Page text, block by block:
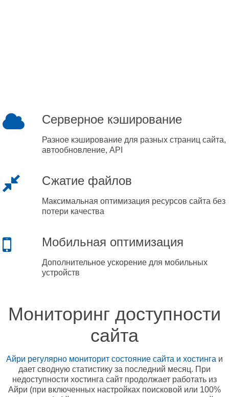
Серверное кэширование
Разное кэширование для разных страниц сайта,
автообновление, API
Сжатие файлов
Максимальная оптимизация ресурсов сайта без
потери качества
Мобильная оптимизация
Дополнительное ускорение для мобильных
устройств
Мониторинг доступности
сайта
Айри регулярно мониторит состояние сайта и хостинга и
дает сводную статистику за последний месяц. При
недоступности хостинга сайт продолжает работать из
Айри (при включенных настройках поисковой или 100%